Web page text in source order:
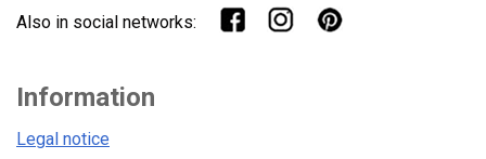
Also in social networks:
Information
Legal notice